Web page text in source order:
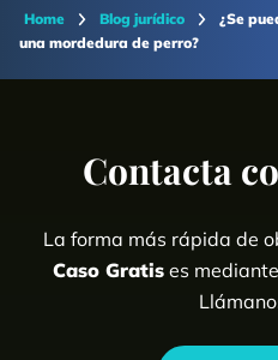
Home Blog jurídico
¿Se
una mordedura de perro?
Contacta
La forma más rápida de
Caso Gratis es